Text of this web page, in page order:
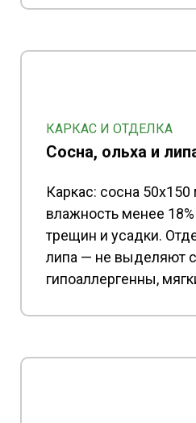
Каркас: сосна
влажность менее
трещин и усадки.
липа — не выделяют
гипоаллергенны,
Сосна, ольха и
КАРКАС И ОТДЕЛКА